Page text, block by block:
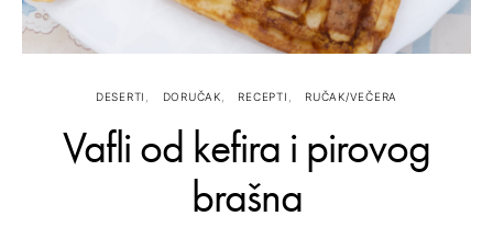
DESERTI DORUČAK RECEPTI RUČAK/VEČERA
Vafli od kefira i pirovog
brašna